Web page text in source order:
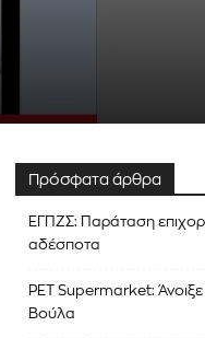
Πρόσφατα άρθρα
ΕΓΠΖΣ: Παράταση
αδέσποτα
PET Supermarket:
Βούλα